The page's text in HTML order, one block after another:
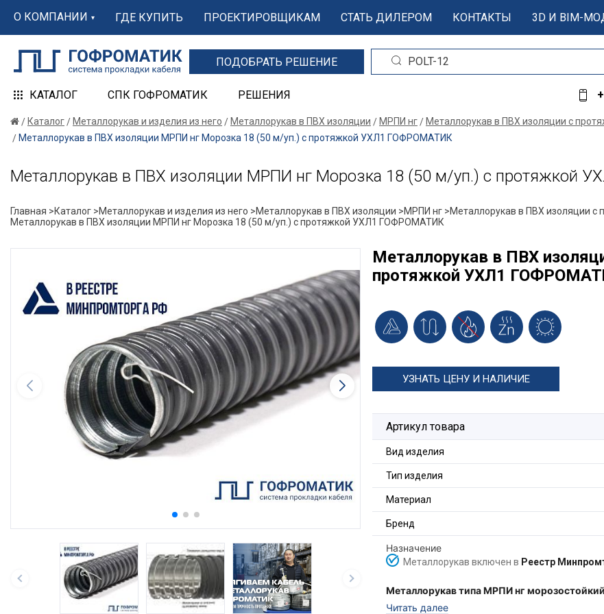
О КОМПАНИИ ГДЕ КУПИТЬ ПРОЕКТИРОВЩИКАМ СТАТЬ ДИЛЕРОМ КОНТАКТЫ 3D И BIM-
ПОДОБРАТЬ РЕШЕНИЕ
КАТАЛОГ СПК ГОФРОМАТИК РЕШЕНИЯ
Каталог Металлорукав и изделия из него Металлорукав в ПВХ изоляции МРПИ нг
Металлорукав в ПВХ изоляции с
Металлорукав в ПВХ изоляции МРПИ нг Морозка 18 (50 м/уп.) с протяжкой УХЛ1 ГОФРОМАТИК
Металлорукав в ПВХ изоляции МРПИ нг Морозка 18 (50 м/уп.) с протяжкой
Главная >Каталог >Металлорукав и изделия из него >Металлорукав в ПВХ изоляции >МРПИ нг >Металлорукав в ПВХ изоляции с
Металлорукав в ПВХ изоляции МРПИ нг Морозка 18 (50 м/уп.) с протяжкой УХЛ1 ГОФРОМАТИК
Металлорукав в ПВХ
протяжкой УХЛ1
УЗНАТЬ ЦЕНУ И НАЛИЧИЕ
Артикул товара
Вид изделия
Тип изделия
Материал
Бренд
Назначение
Металлорукав включен в Реестр
Металлорукав типа МРПИ нг
изготовленный из металлической
Читать далее